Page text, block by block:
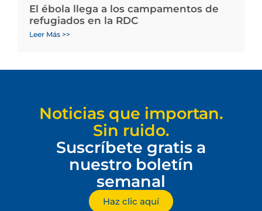
El ébola llega a los campamentos de
refugiados en la RDC
Leer Más >>
Noticias que importan.
Sin ruido.
Suscríbete gratis a
nuestro boletín
semanal
Haz clic aquí